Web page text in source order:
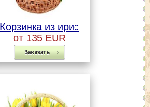
Корзинка из ирис
от 135 EUR